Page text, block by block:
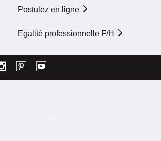
Postulez en ligne
Egalité professionnelle F/H